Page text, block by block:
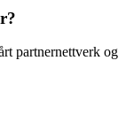
partnernettverk og